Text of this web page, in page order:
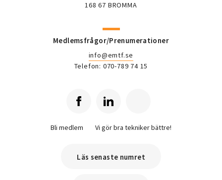
168 67 BROMMA
Medlemsfrågor/Prenumerationer
info@emtf.se
Telefon: 070-789 74 15
Bli medlem Vi gör bra tekniker bättre!
Läs senaste numret